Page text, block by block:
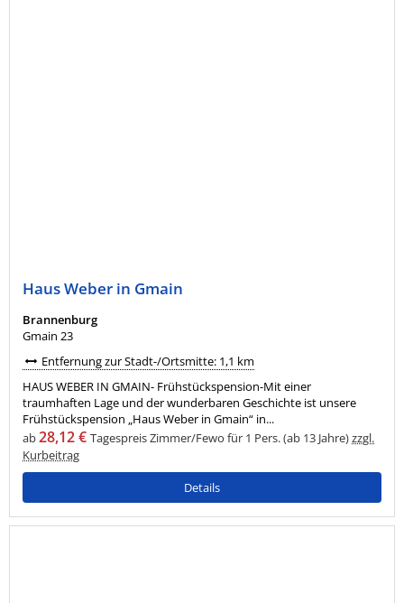
Haus Weber in Gmain
Brannenburg
Gmain 23
Entfernung zur Stadt-/Ortsmitte: 1,1 km
HAUS WEBER IN GMAIN- Frühstückspension-Mit einer
traumhaften Lage und der wunderbaren Geschichte ist unsere
Frühstückspension „Haus Weber in Gmain“ in...
ab28,12 € Tagespreis Zimmer/Fewo für 1 Pers. (ab 13 Jahre)zzgl.
Kurbeitrag
Details